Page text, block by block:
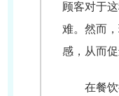
顾客对于
难。然而
感，从而
在餐